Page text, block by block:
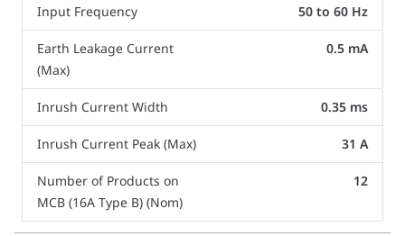
Input Frequency 50 to 60 Hz
Earth Leakage Current
(Max)
0.5 mA
Inrush Current Width 0.35 ms
Inrush Current Peak (Max) 31 A
Number of Products on
MCB (16A Type B) (Nom)
12